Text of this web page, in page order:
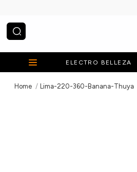
¿Qué estás buscando?
ELECTRO BELLEZA
Lima-220-360-Banana-Thuya